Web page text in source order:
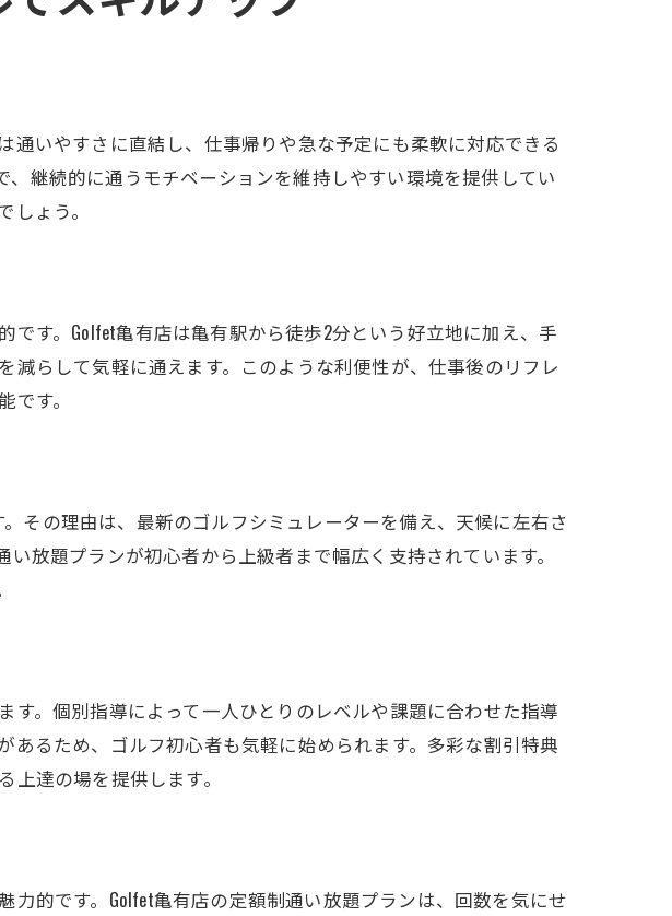
ゴルフスクール
有の強み
底解説
レンタルの活用法
習できる理由
がおすすめ
学ぶメリット
アゴルフスクール
の秘訣
とポイント
ール体験談
フスクール
クールの安心感
も効率的に練習
力とは
ルフスクール
ェ亀有の強み
ドアゴルフスクール
と口コミ
いやすさに直結し、仕事帰りや急な予定にも柔軟に対応できる
継続的に通うモチベーションを維持しやすい環境を提供してい
ょう。
す。Golfet亀有店は亀有駅から徒歩2分という好立地に加え、手
らして気軽に通えます。このような利便性が、仕事後のリフレ
す。
その理由は、最新のゴルフシミュレーターを備え、天候に左右さ
放題プランが初心者から上級者まで幅広く支持されています。
。個別指導によって一人ひとりのレベルや課題に合わせた指導
るため、ゴルフ初心者も気軽に始められます。多彩な割引特典
達の場を提供します。
的です。Golfet亀有店の定額制通い放題プランは、回数を気にせ